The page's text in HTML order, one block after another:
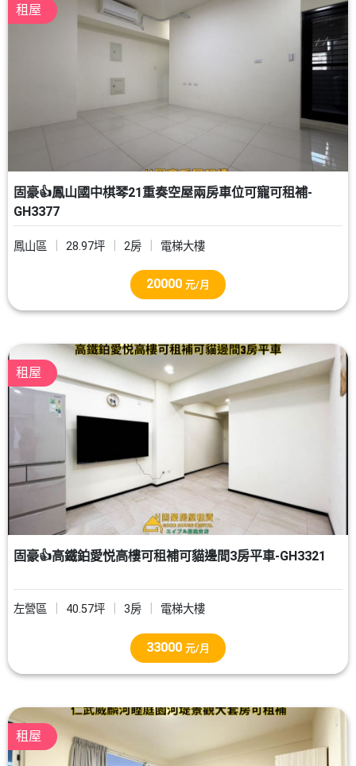
租屋
固豪👍鳳山國中棋琴21重奏空屋兩房車位可寵可租補-
GH3377
鳳山區 28.97坪 2房 電梯大樓
20000 元/月
租屋
固豪👍高鐵鉑愛悦高樓可租補可貓邊間3房平車-GH3321
左營區 40.57坪 3房 電梯大樓
33000 元/月
租屋